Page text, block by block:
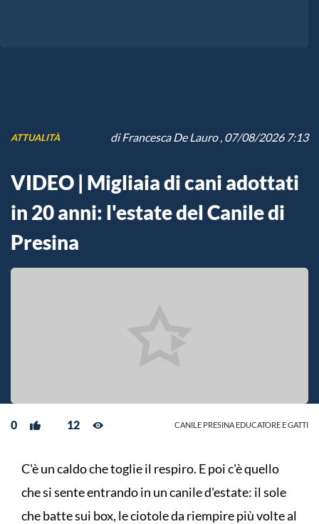
ATTUALITÀ diFrancesca De Lauro, 07/08/2026 7:13
VIDEO | Migliaia di cani adottati
in 20 anni: l'estate del Canile di
Presina
0 12 CANILE PRESINA EDUCATORE E GATTI
C'è un caldo che toglie il respiro. E poi c'è quello
che si sente entrando in un canile d'estate: il sole
che batte sui box, le ciotole da riempire più volte al